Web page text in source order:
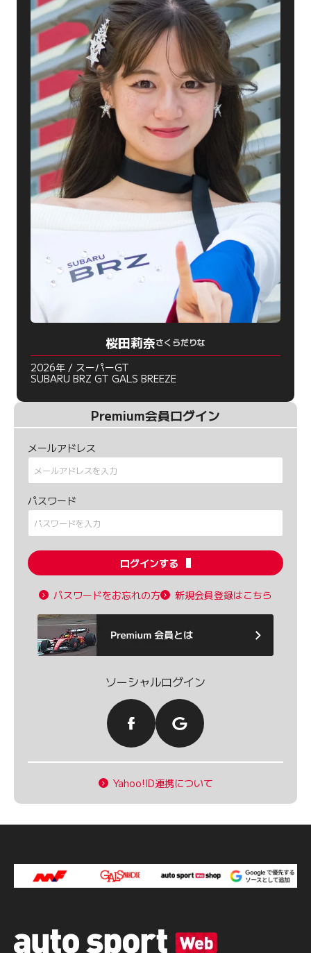
桜田莉奈さくらだりな
2026年 / スーパーGT
SUBARU BRZ GT GALS BREEZE
Premium会員ログイン
メールアドレス
パスワード
ログインする
パスワードをお忘れの方 新規会員登録はこちら
ソーシャルログイン
Yahoo!ID連携について